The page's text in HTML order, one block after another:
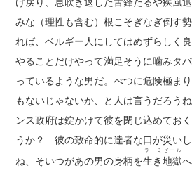
みな（理性も含む）根こそぎなぎ倒す
れば、ベルギー人にしてはめずらしく
やることだけやって満足そうに噛みタ
っているような男だ。べつに危険極ま
もないじゃないか、と人は言うだろう
ンス政府は錠かけて彼を閉じ込めてお
うか？ 彼の致命的に達者な口が災い
ね、そいつがあの男の身柄を生き地獄
ラ・ミゼール